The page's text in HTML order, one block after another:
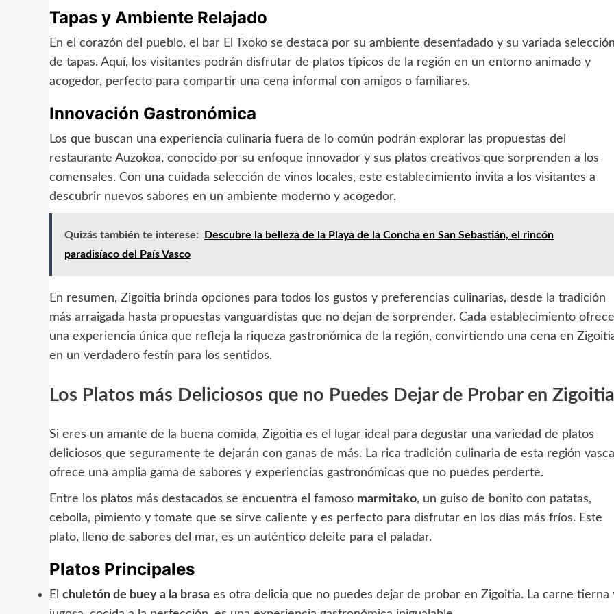
Tapas y Ambiente Relajado
En el corazón del pueblo, el bar El Txoko se destaca por su ambiente desenfadado y su variada selección
de tapas. Aquí, los visitantes podrán disfrutar de platos típicos de la región en un entorno animado y
acogedor, perfecto para compartir una cena informal con amigos o familiares.
Innovación Gastronómica
Los que buscan una experiencia culinaria fuera de lo común podrán explorar las propuestas del
restaurante Auzokoa, conocido por su enfoque innovador y sus platos creativos que sorprenden a los
comensales. Con una cuidada selección de vinos locales, este establecimiento invita a los visitantes a
descubrir nuevos sabores en un ambiente moderno y acogedor.
Quizás también te interese:
Descubre la belleza de la Playa de la Concha en San Sebastián, el rincón
paradisíaco del País Vasco
En resumen, Zigoitia brinda opciones para todos los gustos y preferencias culinarias, desde la tradición
más arraigada hasta propuestas vanguardistas que no dejan de sorprender. Cada establecimiento ofrece
una experiencia única que refleja la riqueza gastronómica de la región, convirtiendo una cena en
en un verdadero festín para los sentidos.
Los Platos más Deliciosos que no Puedes Dejar de Probar en Zigoitia
Si eres un amante de la buena comida, Zigoitia es el lugar ideal para degustar una variedad de platos
deliciosos que seguramente te dejarán con ganas de más. La rica tradición culinaria de esta región vasca
ofrece una amplia gama de sabores y experiencias gastronómicas que no puedes perderte.
Entre los platos más destacados se encuentra el famoso marmitako, un guiso de bonito con patatas,
cebolla, pimiento y tomate que se sirve caliente y es perfecto para disfrutar en los días más fríos. Este
plato, lleno de sabores del mar, es un auténtico deleite para el paladar.
Platos Principales
El chuletón de buey a la brasa es otra delicia que no puedes dejar de probar en Zigoitia. La carne tierna